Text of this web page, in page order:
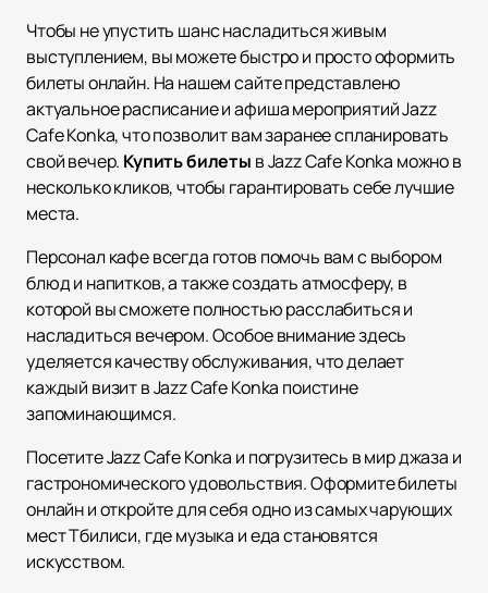
Чтобы не упустить шанс насладиться живым
выступлением, вы можете быстро и просто оформить
билеты онлайн. На нашем сайте представлено
актуальное расписание и афиша мероприятий Jazz
Cafe Konka, что позволит вам заранее спланировать
свой вечер. Купить билеты в Jazz Cafe Konka можно в
несколько кликов, чтобы гарантировать себе лучшие
места.
Персонал кафе всегда готов помочь вам с выбором
блюд и напитков, а также создать атмосферу, в
которой вы сможете полностью расслабиться и
насладиться вечером. Особое внимание здесь
уделяется качеству обслуживания, что делает
каждый визит в Jazz Cafe Konka поистине
запоминающимся.
Посетите Jazz Cafe Konka и погрузитесь в мир джаза и
гастрономического удовольствия. Оформите билеты
онлайн и откройте для себя одно из самых чарующих
мест Тбилиси, где музыка и еда становятся
искусством.